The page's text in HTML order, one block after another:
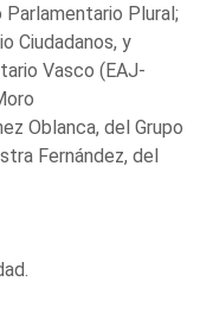
Parlamentario Plural;
Ciudadanos, y
Vasco (EAJ-
Oblanca, del Grupo
Fernández, del